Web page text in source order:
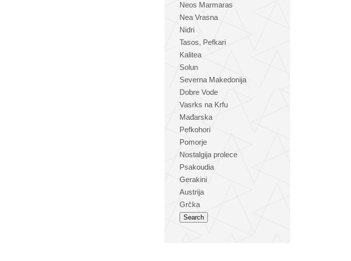
Neos Marmaras
Nea Vrasna
Nidri
Tasos, Pefkari
Kalitea
Solun
Severna Makedonija
Dobre Vode
Vasrks na Krfu
Mađarska
Pefkohori
Pomorje
Nostalgija prolece
Psakoudia
Gerakini
Austrija
Grčka